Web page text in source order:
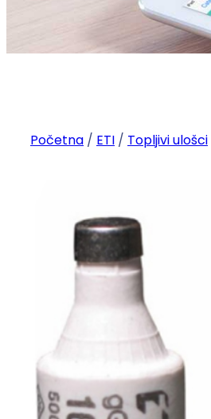
Početna / ETI / Topljivi ulošci